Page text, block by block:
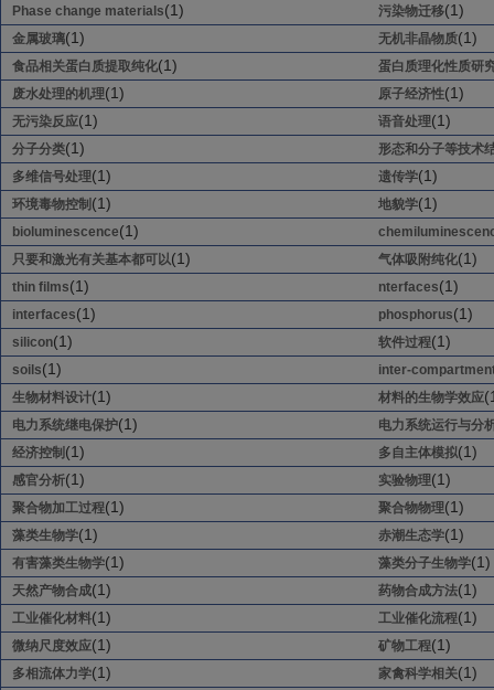
Phase change materials(1) 污染物迁移(1)
金属玻璃(1) 无机非晶物质(1)
食品相关蛋白质提取纯化(1)
蛋白质理化性质研
废水处理的机理(1) 原子经济性(1)
无污染反应(1) 语音处理(1)
分子分类(1)
形态和分子等技术
多维信号处理(1) 遗传学(1)
环境毒物控制 (1) 地貌学(1)
bioluminescence(1)
只要和激光有关基本都可以(1) 气体吸附纯化(1)
thin films(1) nterfaces(1)
interfaces(1) phosphorus(1)
silicon(1) 软件过程(1)
soils(1)
inter-
生物材料设计(1) 材料的生物学效应
电力系统继电保护(1)
电力系统运行与分
经济控制 (1) 多自主体模拟(1)
感官分析(1) 实验物理(1)
聚合物加工过程(1) 聚合物物理(1)
藻类生物学(1) 赤潮生态学(1)
有害藻类生物学(1) 藻类分子生物学(1)
天然产物合成(1) 药物合成方法(1)
工业催化材料(1) 工业催化流程(1)
微纳尺度效应(1) 矿物工程(1)
多相流体力学(1) 家禽科学相关(1)